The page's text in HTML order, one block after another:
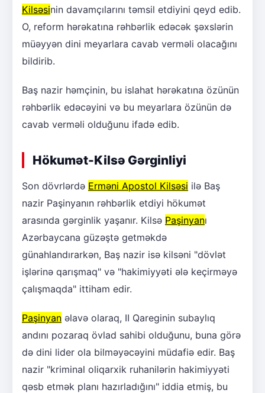
Kilsəsinin davamçılarını təmsil etdiyini qeyd edib.
O, reform hərəkatına rəhbərlik edəcək şəxslərin
müəyyən dini meyarlara cavab verməli olacağını
bildirib.
Baş nazir həmçinin, bu islahat hərəkatına özünün
rəhbərlik edəcəyini və bu meyarlara özünün də
cavab verməli olduğunu ifadə edib.
Hökumət-Kilsə Gərginliyi
Son dövrlərdə Erməni Apostol Kilsəsi ilə Baş
nazir Paşinyanın rəhbərlik etdiyi hökumət
arasında gərginlik yaşanır. Kilsə Paşinyanı
Azərbaycana güzəştə getməkdə
günahlandırarkən, Baş nazir isə kilsəni "dövlət
işlərinə qarışmaq" və "hakimiyyəti ələ keçirməyə
çalışmaqda" ittiham edir.
Paşinyan əlavə olaraq, II Qareginin subaylıq
andını pozaraq övlad sahibi olduğunu, buna görə
də dini lider ola bilməyəcəyini müdafiə edir. Baş
nazir "kriminal oliqarxik ruhanilərin hakimiyyəti
qəsb etmək planı hazırladığını" iddia etmiş, bu